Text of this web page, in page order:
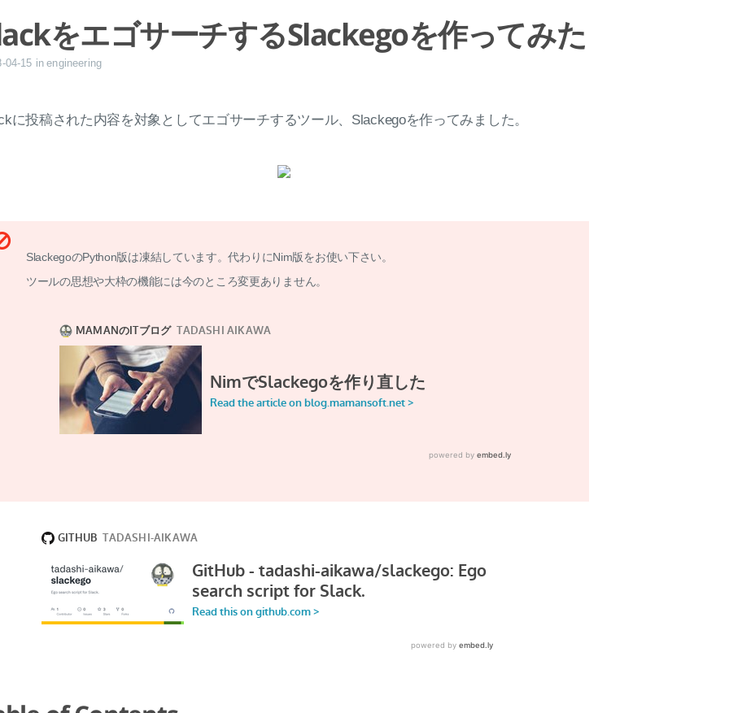
をエゴサーチするSlackegoを作ってみた
04-15 in engineering
に投稿された内容を対象としてエゴサーチするツール、Slackegoを作ってみました。
SlackegoのPython版は凍結しています。代わりにNim版をお使い下さい。
ツールの思想や大枠の機能には今のところ変更ありません。